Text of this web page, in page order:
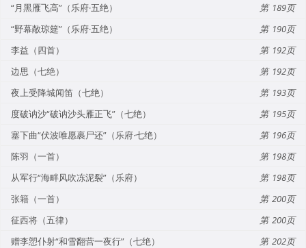
“月黑雁飞高”（乐府·五绝）
189
“野幕敞琼筵”（乐府·五绝）
190
李益（四首）
192
边思（七绝）
192
夜上受降城闻笛（七绝）
193
度破讷沙“破讷沙头雁正飞”（七绝）
195
塞下曲“伏波唯愿裹尸还”（乐府·七绝）
196
陈羽（一首）
198
从军行“海畔风吹冻泥裂”（乐府）
198
张籍（一首）
200
征西将（五律）
200
赠李愬仆射“和雪翻营一夜行”（七绝）
202